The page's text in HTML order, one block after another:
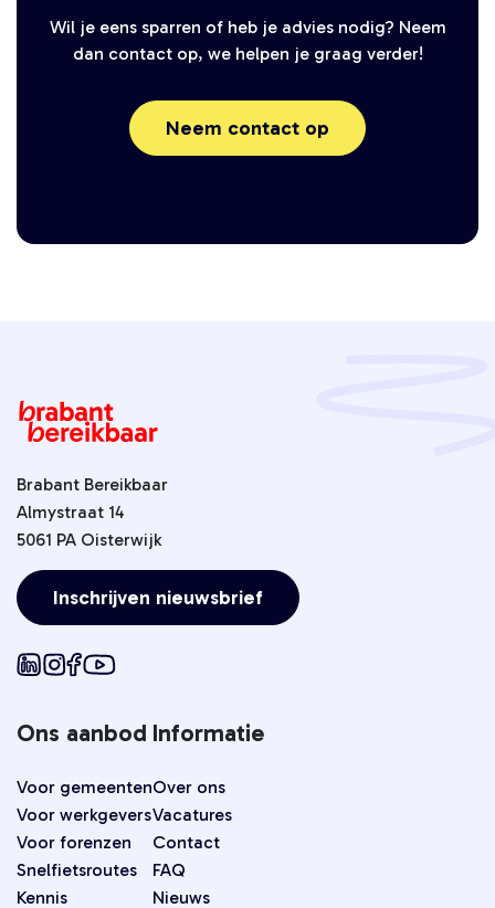
Wil je eens sparren of heb je advies nodig? Neem
dan contact op, we helpen je graag verder!
Neem contact op
Brabant Bereikbaar
Almystraat 14
5061 PA Oisterwijk
Inschrijven nieuwsbrief
Ons aanbod
Voor gemeenten
Voor werkgevers
Voor forenzen
Snelfietsroutes
Kennis
Informatie
Over ons
Vacatures
Contact
FAQ
Nieuws